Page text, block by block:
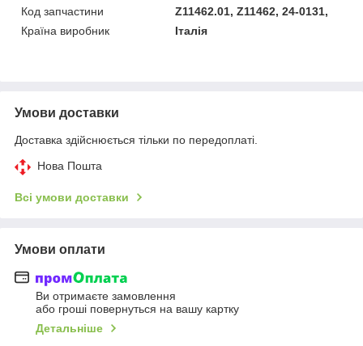
Код запчастини
Z11462.01, Z11462, 24-0131,
Країна виробник
Італія
Умови доставки
Доставка здійснюється тільки по передоплаті.
Нова Пошта
Всі умови доставки
Умови оплати
Ви отримаєте замовлення
або гроші повернуться на вашу картку
Детальніше